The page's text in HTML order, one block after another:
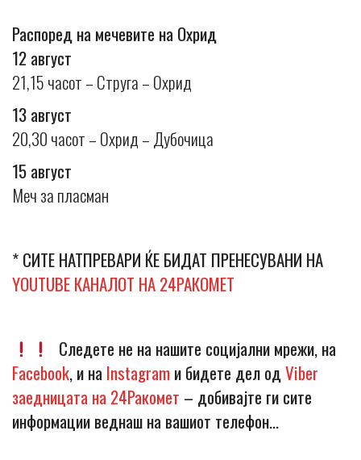
Распоред на мечевите на Охрид
12 август
21,15 часот – Струга – Охрид
13 август
20,30 часот – Охрид – Дубочица
15 август
Меч за пласман
* СИТЕ НАТПРЕВАРИ ЌЕ БИДАТ ПРЕНЕСУВАНИ НА
YOUTUBE КАНАЛОТ НА 24РАКОМЕТ
Следете не на нашите социјални мрежи, на
Facebook, и наInstagramи бидете дел одViber
заедницата на 24Ракомет – добивајте ги сите
информации веднаш на вашиот телефон…